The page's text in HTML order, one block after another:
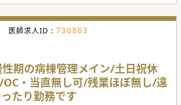
を築く充実感を実感できます。
までを見据えたシームレスな医療と介護
域社会へ直接貢献できる環境です。
者様の健康と生活を支える役割を担うこ
確かな存在意義を実感できます。
】
えて互いに相談できる風通しの良い風土
の疾患も安心して対応できます。
及び夜間オンコール無しの選択が可能で
フスタイルを大切にできます。
アへの転居を伴う場合でも手厚い住宅補
医師求人ID : 730863
性期の病棟管理メイン/土日祝休
・当直無し可/残業ほぼ無し/遠
たり勤務です